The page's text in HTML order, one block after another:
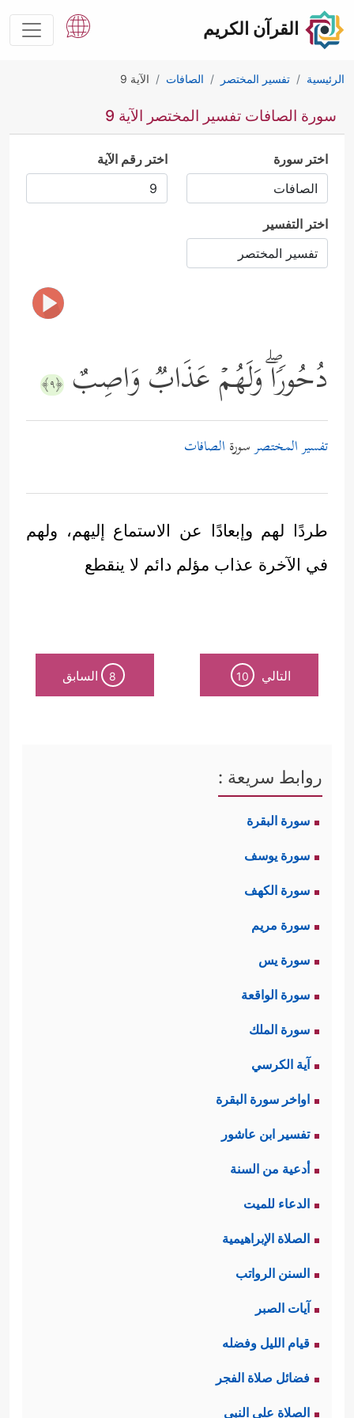
القرآن الكريم
الرئيسية تفسير المختصر الصافات الآية 9
سورة الصافات تفسير المختصر الآية 9
اختر سورة اختر رقم الآية
اختر التفسير
دُحُورࣰاۖ وَلَهُمۡ عَذَابࣱ وَاصِبٌ ﴿٩﴾
تفسير المختصرسورة الصافات
طردًا لهم وإبعادًا عن الاستماع إليهم، ولهم
في الآخرة عذاب مؤلم دائم لا ينقطع
التالي 10
8 السابق
روابط سريعة :
سورة البقرة
سورة يوسف
سورة الكهف
سورة مريم
سورة يس
سورة الواقعة
سورة الملك
آية الكرسي
اواخر سورة البقرة
تفسير ابن عاشور
أدعية من السنة
الدعاء للميت
الصلاة الإبراهيمية
السنن الرواتب
آيات الصبر
قيام الليل وفضله
فضائل صلاة الفجر
الصلاة على النبي